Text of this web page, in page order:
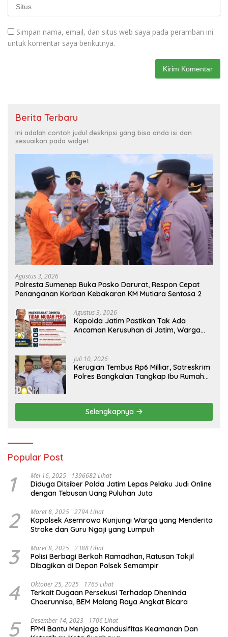
Simpan nama, email, dan situs web saya pada peramban ini
untuk komentar saya berikutnya.
Berita Terbaru
Ini adalah contoh judul deskripsi yang bisa anda isi dan
sesuaikan pada widget
Agustus 3, 2026
Polresta Sumenep Buka Posko Darurat, Respon Cepat
Penanganan Korban Kebakaran KM Mutiara Sentosa 2
Agustus 3, 2026
Kapolda Jatim Pastikan Tak Ada
Ancaman Kerusuhan di Jatim, Warga
Juli 10, 2026
Kerugian Tembus Rp6 Milliar, Satreskrim
Polres Bangkalan Tangkap Ibu Rumah
Selengkapnya
Popular Post
1 Mei 16, 2025 1396682 Lihat
Diduga Ditsiber Polda Jatim Lepas Pelaku Judi Online
dengan Tebusan Uang Puluhan Juta
2 Maret 8, 2025 2794 Lihat
Kapolsek Asemrowo Kunjungi Warga yang Menderita
Stroke dan Guru Ngaji yang Lumpuh
3 Maret 8, 2025 2388 Lihat
Polisi Berbagi Berkah Ramadhan, Ratusan Takjil
Dibagikan di Depan Polsek Semampir
4 Oktober 25, 2025 1765 Lihat
Terkait Dugaan Persekusi Terhadap Dheninda
Chaerunnisa, BEM Malang Raya Angkat Bicara
5 Desember 14, 2023 1706 Lihat
FPMI Bantu Menjaga Kondusifitas Keamanan Dan